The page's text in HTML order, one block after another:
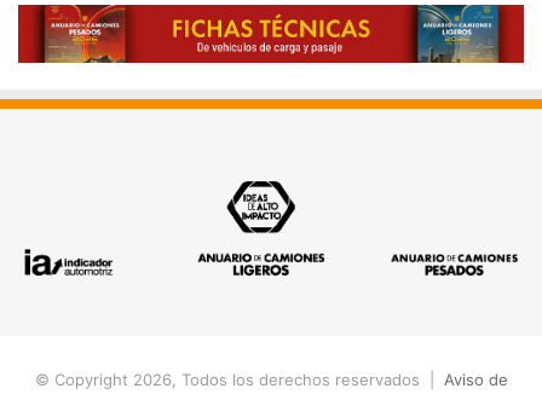
© Copyright 2026, Todos los derechos reservados | Aviso de